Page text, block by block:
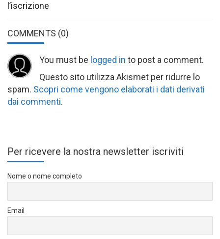
l’iscrizione
COMMENTS (0)
You must be logged in to post a comment.
Questo sito utilizza Akismet per ridurre lo
spam. Scopri come vengono elaborati i dati derivati
dai commenti.
Per ricevere la nostra newsletter iscriviti
Nome o nome completo
Email